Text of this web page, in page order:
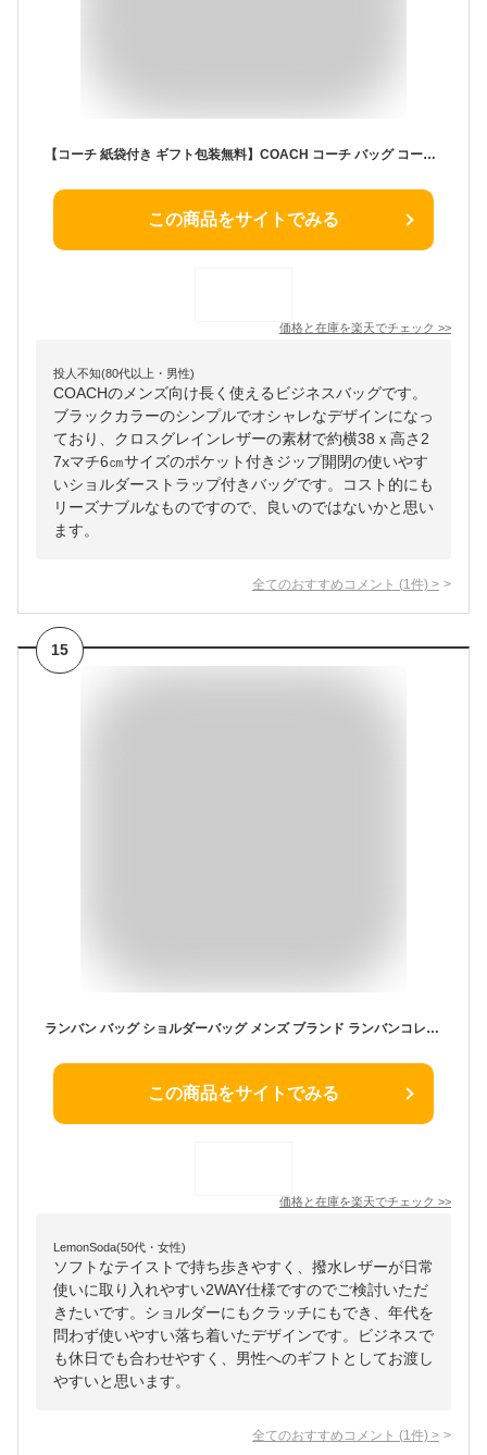
【コーチ 紙袋付き ギフト包装無料】COACH コーチ バッグ コーチ メンズ ビジネス バック ブリーフケース クロスグレインレザー CR271 QBBK ブラック【新作モデル・新品】【COACH コーチ】【メンズバッグ】【ブランド バッグ】 【楽ギフ_包装】
この商品をサイトでみる
価格と在庫を楽天でチェック >>
投人不知(80代以上・男性)
COACHのメンズ向け長く使えるビジネスバッグです。
ブラックカラーのシンプルでオシャレなデザインになっ
ており、クロスグレインレザーの素材で約横38ｘ高さ2
7xマチ6㎝サイズのポケット付きジップ開閉の使いやす
いショルダーストラップ付きバッグです。コスト的にも
リーズナブルなものですので、良いのではないかと思い
ます。
全てのおすすめコメント (1 件) >
15
ランバン バッグ ショルダーバッグ メンズ ブランド ランバンコレクション LANVIN COLLECTION カンヌ A5 B5 285112 クラッチバッグ 斜め掛けバッグ 2WAY 普段使い 旅行 通勤 ビジネス ビジカジ カジュアル 撥水 牛革 レザー 本革 軽量 正規品 正規販売店
この商品をサイトでみる
価格と在庫を楽天でチェック >>
LemonSoda(50代・女性)
ソフトなテイストで持ち歩きやすく、撥水レザーが日常
使いに取り入れやすい2WAY仕様ですのでご検討いただ
きたいです。ショルダーにもクラッチにもでき、年代を
問わず使いやすい落ち着いたデザインです。ビジネスで
も休日でも合わせやすく、男性へのギフトとしてお渡し
やすいと思います。
全てのおすすめコメント (1 件) >